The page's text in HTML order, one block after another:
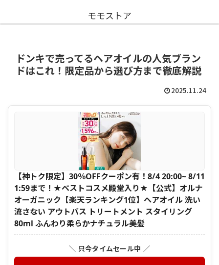
モモストア
ドンキで売ってるヘアオイルの人気ブラン
ドはこれ！限定品から選び方まで徹底解説
2025.11.24
【神トク限定】30％OFFクーポン有！8/4 20:00~ 8/11
1:59まで！★ベストコスメ殿堂入り★【公式】オルナ
オーガニック【楽天ランキング1位】ヘアオイル 洗い
流さない アウトバス トリートメント スタイリング
80ml ふんわり柔らかナチュラル美髪
＼ 只今タイムセール中 ／